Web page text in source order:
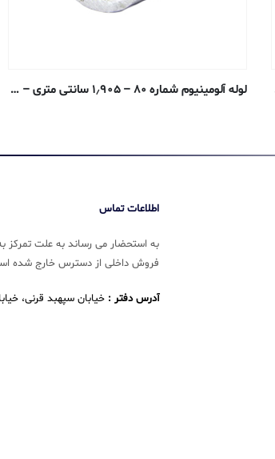
لوله آلومینیوم شماره ۸۰ – ۱٫۹۰۵ سانتی متری – ۶۰۶۱-T6 اکسترود شده
اطلاعات تماس
به استحضار می رساند به علت تمرکز
فروش داخلی از دسترس خارج شده
آدرس دفتر : خیابان سپهبد قرنی،